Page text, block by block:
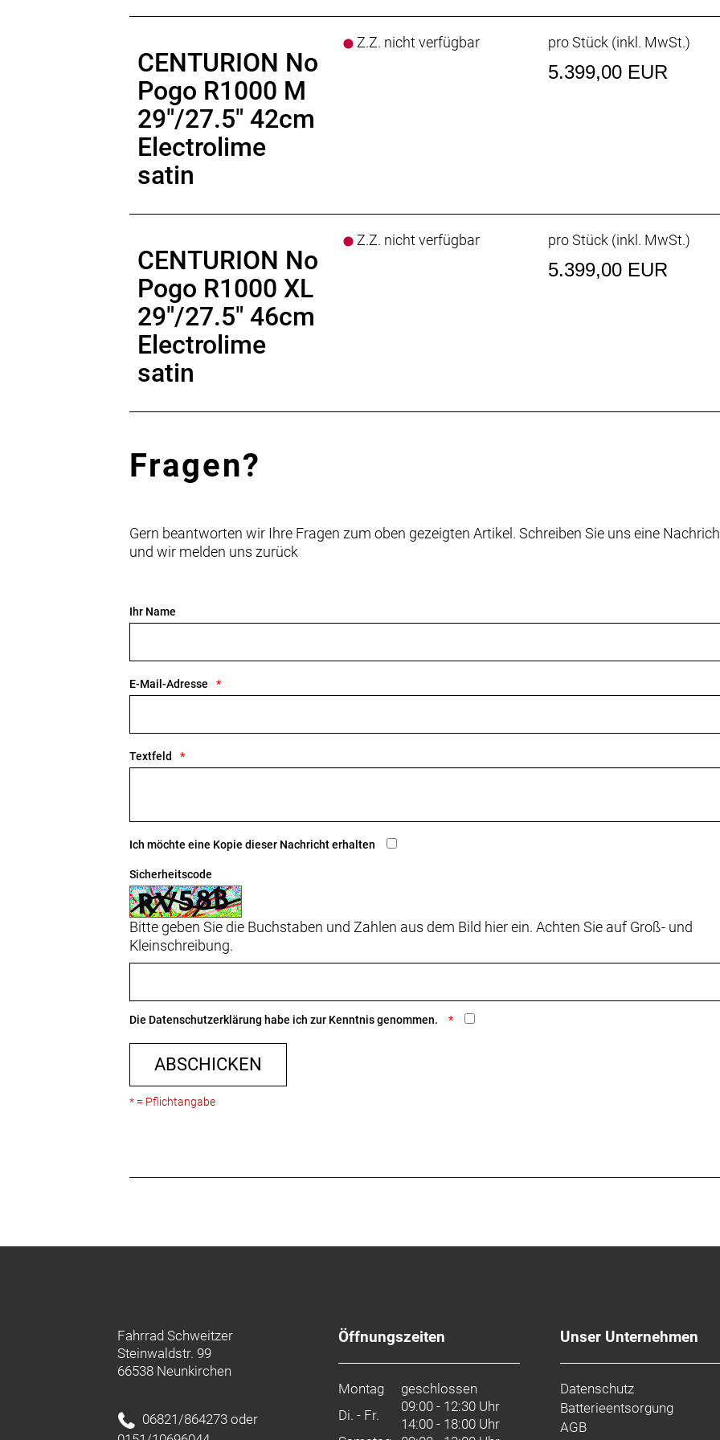
: BOSCH PowerTube 800Wh
Batteriekapazität : 800Wh
Display
: BOSCH Purion 400, BOSCH Mini Remote
Ladegerät : BOSCH Standard Charger * 4 Ampere
Empfehlung Mindest Körpergrösse
Empfehlung Maximal Körpergrösse
Gewicht: 26,4kg
Zulässiges Gesamtgewicht
CENTURION No
Pogo R1000 M
29"/27.5" 42cm
Electrolime
satin
Z.Z. nicht verfügbar pro Stück (inkl. MwSt.)
5.399,00 EUR
CENTURION No
Pogo R1000 XL
29"/27.5" 46cm
Electrolime
satin
Z.Z. nicht verfügbar pro Stück (inkl. MwSt.)
5.399,00 EUR
Fragen?
Gern beantworten wir Ihre Fragen zum oben gezeigten Artikel. Schreiben Sie uns eine
und wir melden uns zurück
Ihr Name
E-Mail-Adresse
Textfeld
Ich möchte eine Kopie dieser Nachricht erhalten
Sicherheitscode
Bitte geben Sie die Buchstaben und Zahlen aus dem Bild hier ein. Achten Sie auf Groß- und
Kleinschreibung.
Die Datenschutzerklärung habe ich zur Kenntnis genommen.
ABSCHICKEN
* = Pflichtangabe
Fahrrad Schweitzer
Steinwaldstr. 99
66538 Neunkirchen
06821/864273 oder
Öffnungszeiten
Montag
geschlossen
Di. - Fr.
09:00 - 12:30 Uhr
14:00 - 18:00 Uhr
Unser Unternehmen
Datenschutz
Batterieentsorgung
AGB